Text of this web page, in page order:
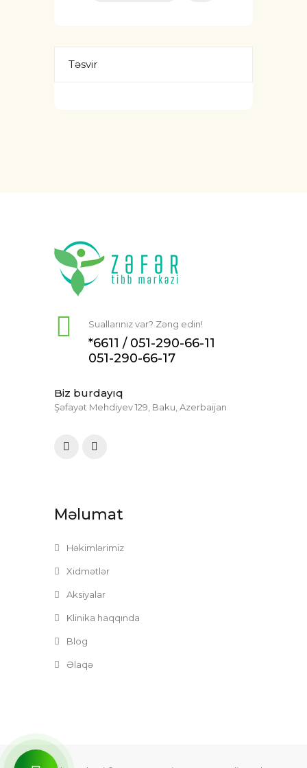
Təsvir
Suallarınız var? Zəng edin!
*6611 / 051-290-66-11
051-290-66-17
Biz burdayıq
Şəfayət Mehdiyev 129, Baku, Azerbaijan
Məlumat
Həkimlərimiz
Xidmətlər
Aksiyalar
Klinika haqqında
Blog
Əlaqə